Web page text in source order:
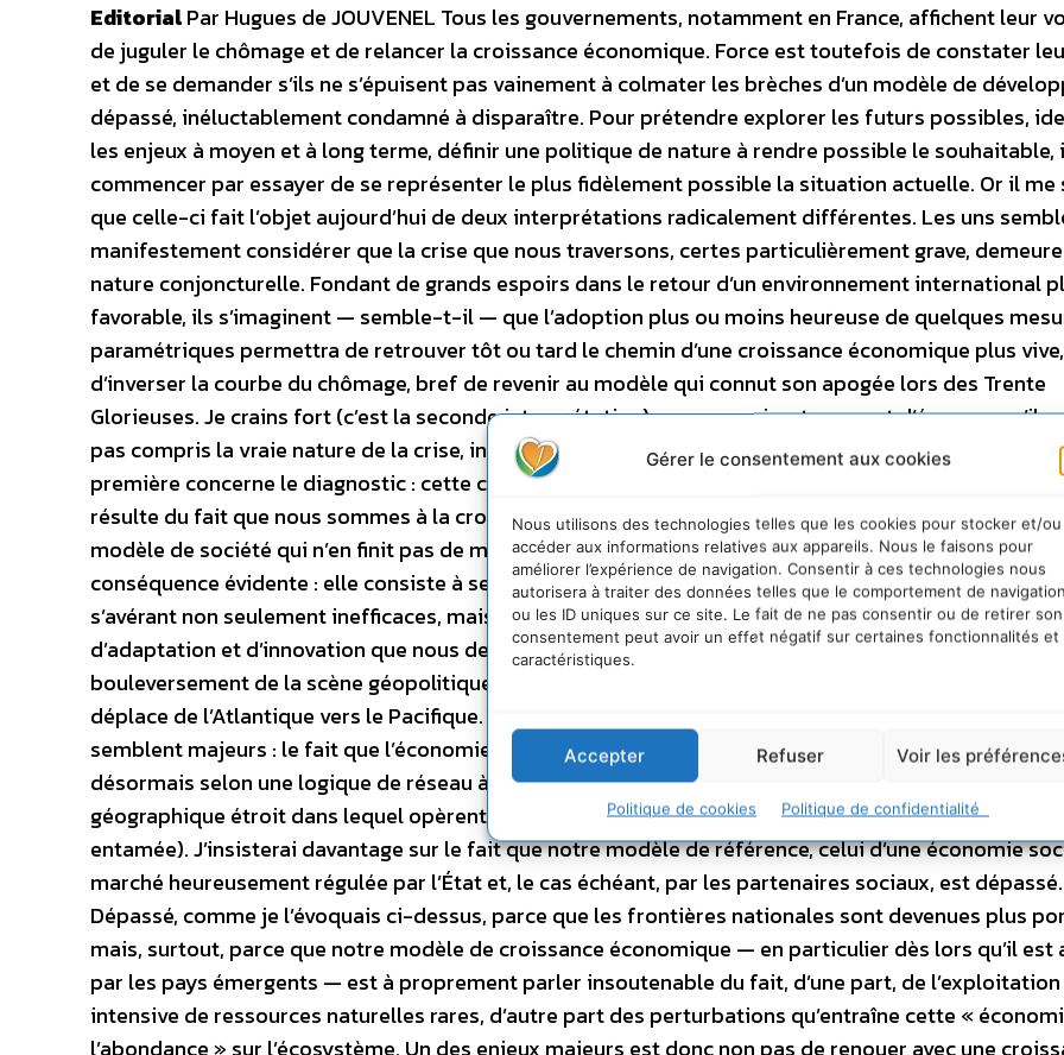
Gérer le consentement aux cookies
Nous utilisons des technologies telles que les cookies pour stocker et/ou
accéder aux informations relatives aux appareils. Nous le faisons pour
améliorer l’expérience de navigation. Consentir à ces technologies nous
autorisera à traiter des données telles que le comportement de navigation
ou les ID uniques sur ce site. Le fait de ne pas consentir ou de retirer son
consentement peut avoir un effet négatif sur certaines fonctionnalités et
caractéristiques.
Accepter Refuser Voir les
Politique de cookies Politique de confidentialité
EditorialPar Hugues de JOUVENEL Tous les gouvernements, notamment en France, affichent leur
de juguler le chômage et de relancer la croissance économique. Force est toutefois de constater
et de se demander s’ils ne s’épuisent pas vainement à colmater les brèches d’un modèle de
dépassé, inéluctablement condamné à disparaître. Pour prétendre explorer les futurs possibles,
les enjeux à moyen et à long terme, définir une politique de nature à rendre possible le
commencer par essayer de se représenter le plus fidèlement possible la situation actuelle. Or il me
que celle-ci fait l’objet aujourd’hui de deux interprétations radicalement différentes. Les uns
manifestement considérer que la crise que nous traversons, certes particulièrement grave,
nature conjoncturelle. Fondant de grands espoirs dans le retour d’un environnement international
favorable, ils s’imaginent — semble-t-il — que l’adoption plus ou moins heureuse de quelques
paramétriques permettra de retrouver tôt ou tard le chemin d’une croissance économique plus vive,
d’inverser la courbe du chômage, bref de revenir au modèle qui connut son apogée lors des Trente
Glorieuses. Je crains fort (c’est la seconde interprétation) que ceux-ci se trompent d’époque, qu’ils
pas compris la vraie nature de la crise, inévitablement durable, et commettent deux erreurs
première concerne le diagnostic : cette crise en effet n’est pas, à mes yeux, de nature
résulte du fait que nous sommes à la croisée de deux chemins, dans une phase de transition entre un
modèle de société qui n’en finit pas de mourir et un autre qui peine à émerger. La deuxième erreur
conséquence évidente : elle consiste à se cramponner à un schéma dépassé, les mesures adoptées
s’avérant non seulement inefficaces, mais aussi contreproductives, puisqu’elles retardent l’effort
d’adaptation et d’innovation que nous devrions faire. Je ne m’étendrai pas longuement sur le
bouleversement de la scène géopolitique et géoéconomique mondiale, dont l’épicentre
déplace de l’Atlantique vers le Pacifique. Je ne développerai pas davantage un des autres éléments
semblent majeurs : le fait que l’économie, a fortiori la finance, mais aussi les entreprises
désormais selon une logique de réseau à l’échelle mondiale, très largement déconnectée du cadre
géographique étroit dans lequel opèrent les États (dont la souveraineté est du même coup
entamée). J’insisterai davantage sur le fait que notre modèle de référence, celui d’une économie
marché heureusement régulée par l’État et, le cas échéant, par les partenaires sociaux, est dépassé.
Dépassé, comme je l’évoquais ci-dessus, parce que les frontières nationales sont devenues plus
mais, surtout, parce que notre modèle de croissance économique — en particulier dès lors qu’il est
par les pays émergents — est à proprement parler insoutenable du fait, d’une part, de l’exploitation
intensive de ressources naturelles rares, d’autre part des perturbations qu’entraîne cette «
l’abondance » sur l’écosystème. Un des enjeux majeurs est donc non pas de renouer avec une